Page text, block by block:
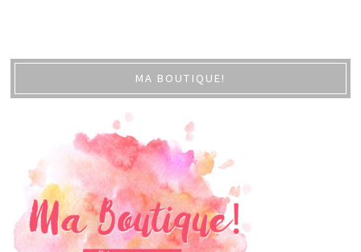
MA BOUTIQUE!